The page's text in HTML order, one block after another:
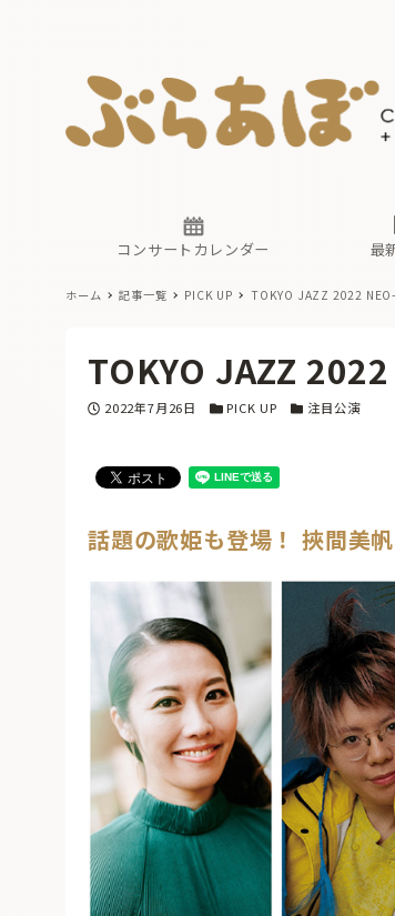
コンサートカレンダー 最
ホーム 記事一覧 PICK UP TOKYO JAZZ 2022
TOKYO JAZZ
投稿日
2022年7月26日 カテゴリー
PICK UP カテゴリー
注目公演
話題の歌姫も登場！ 挾間美